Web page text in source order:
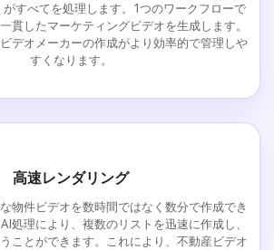
がすべてを処理します。1つのワークフローで
貫したマーケティングビデオを生成します。
デオメーカーの作成がより効率的で管理しや
すくなります。
高速レンダリング
物件ビデオを数時間ではなく数分で作成でき
処理により、複数のリストを迅速に作成し、
ことができます。これにより、不動産ビデオ